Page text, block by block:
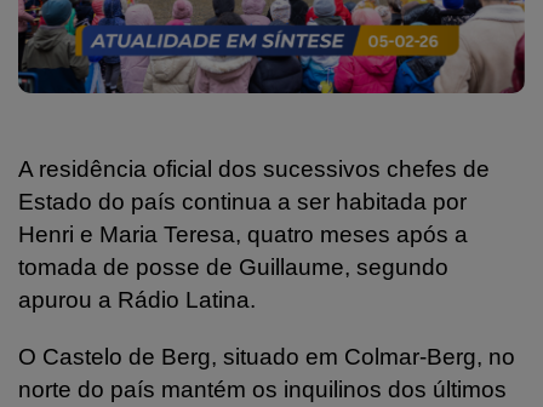
A residência oficial dos sucessivos chefes de
Estado do país continua a ser habitada por
Henri e Maria Teresa, quatro meses após a
tomada de posse de Guillaume, segundo
apurou a Rádio Latina.
O Castelo de Berg, situado em Colmar-Berg, no
norte do país mantém os inquilinos dos últimos